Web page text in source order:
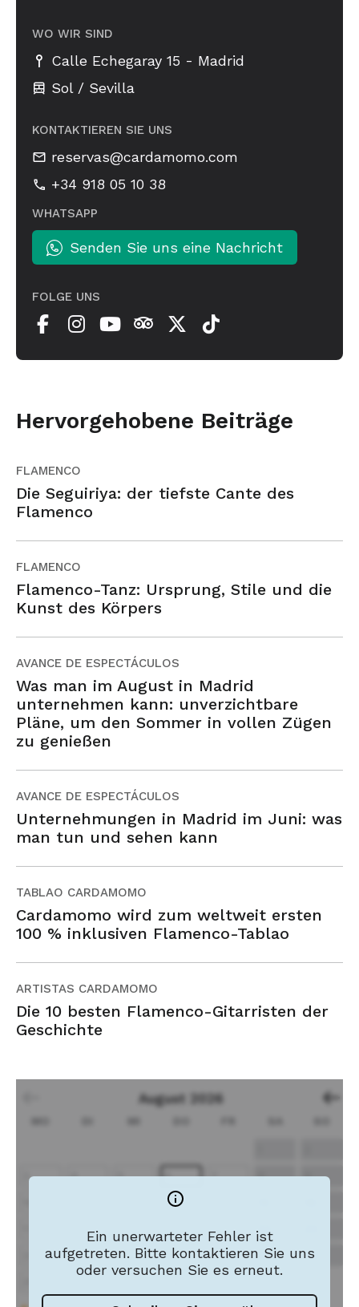
WO WIR SIND
Calle Echegaray 15 - Madrid
Sol / Sevilla
KONTAKTIEREN SIE UNS
reservas@cardamomo.com
+34 918 05 10 38
WHATSAPP
Senden Sie uns eine Nachricht
FOLGE UNS
Hervorgehobene Beiträge
FLAMENCO
Die Seguiriya: der tiefste Cante des
Flamenco
FLAMENCO
Flamenco-Tanz: Ursprung, Stile und die
Kunst des Körpers
AVANCE DE ESPECTÁCULOS
Was man im August in Madrid
unternehmen kann: unverzichtbare
Pläne, um den Sommer in vollen Zügen
zu genießen
AVANCE DE ESPECTÁCULOS
Unternehmungen in Madrid im Juni: was
man tun und sehen kann
TABLAO CARDAMOMO
Cardamomo wird zum weltweit ersten
100 % inklusiven Flamenco-Tablao
ARTISTAS CARDAMOMO
Die 10 besten Flamenco-Gitarristen der
Geschichte